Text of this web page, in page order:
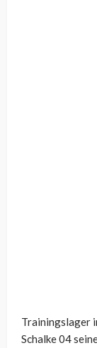
Trainingslager
Schalke 04